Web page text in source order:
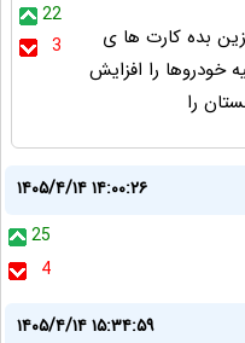
22
3
بده کارت ها ی
خودروها را افزایش
را
۱۴۰۵/۴/۱۴ ۱۴:۰۰:۲۶
25
4
۱۴۰۵/۴/۱۴ ۱۵:۳۴:۵۹